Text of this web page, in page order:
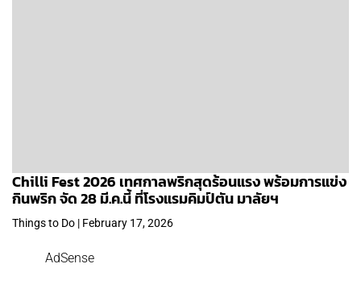
Chilli Fest 2026 เทศกาลพริกสุดร้อนแรง พร้อมการแข่ง
กินพริก จัด 28 มี.ค.นี้ ที่โรงแรมคิมป์ตัน มาลัยฯ
Things to Do | February 17, 2026
AdSense